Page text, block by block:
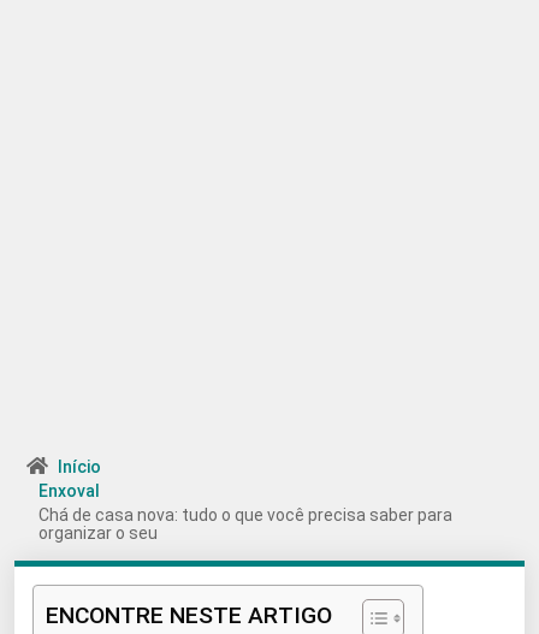
Início
Enxoval
Chá de casa nova: tudo o que você precisa saber para
organizar o seu
ENCONTRE NESTE ARTIGO